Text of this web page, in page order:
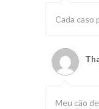
Cada caso
Meu cão